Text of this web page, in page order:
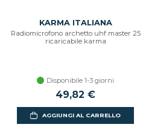
KARMA ITALIANA
Radiomicrofono archetto uhf master 25
ricaricabile karma
Disponibile 1-3 giorni
49,82 €
AGGIUNGI AL CARRELLO